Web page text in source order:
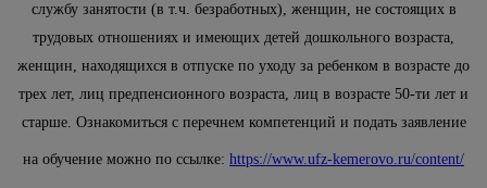
службу занятости (в т.ч. безработных), женщин, не состоящих в
трудовых отношениях и имеющих детей дошкольного возраста,
женщин, находящихся в отпуске по уходу за ребенком в возрасте до
трех лет, лиц предпенсионного возраста, лиц в возрасте 50-ти лет и
старше. Ознакомиться с перечнем компетенций и подать заявление
на обучение можно по ссылке: https://www.ufz-kemerovo.ru/content/